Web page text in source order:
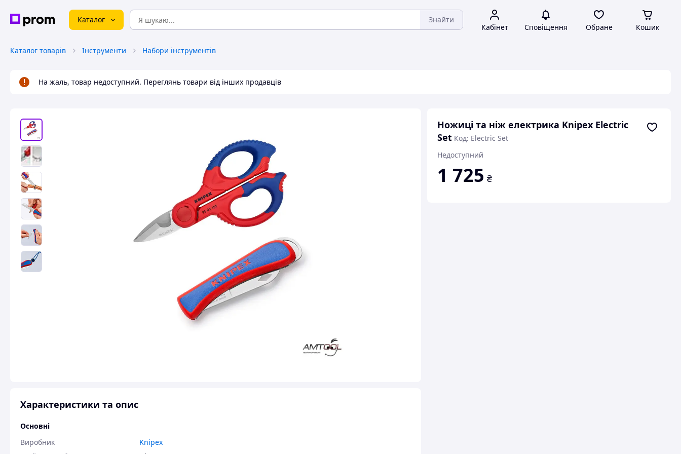
Каталог Знайти
Кабінет Сповіщення Обране Кошик
Каталог товарів Інструменти Набори інструментів
На жаль, товар недоступний. Переглянь товари від інших продавців
Ножиці та ніж електрика Knipex Electric
Set Код: Electric Set
Недоступний
1 725 ₴
Характеристики та опис
Основні
Виробник
Knipex